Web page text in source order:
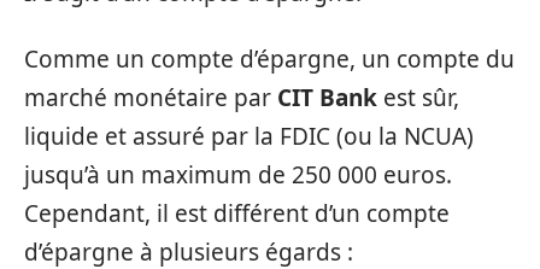
Comme un compte d’épargne, un compte du
marché monétaire par CIT Bank est sûr,
liquide et assuré par la FDIC (ou la NCUA)
jusqu’à un maximum de 250 000 euros.
Cependant, il est différent d’un compte
d’épargne à plusieurs égards :